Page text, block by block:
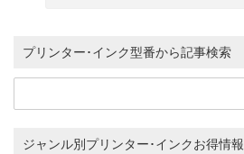
プリンター･インク型番から記事検索
ジャンル別プリンター･インクお得情報